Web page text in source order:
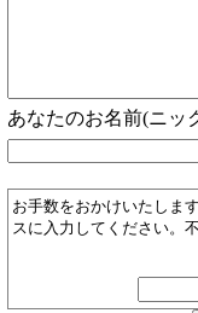
あなたのお名前(ニッ
お手数をおかけいたしま
スに入力してください。